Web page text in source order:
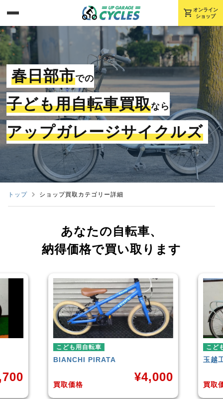
shopping_cart オンライン
ショップ
春日部市での
子ども用自転車買取なら
アップガレージサイクルズ
トップ ショップ買取カテゴリー詳細
あなたの自転車、
納得価格で買い取ります
こども用自転車
BIANCHI PIRATA
買取価格
¥4,000
こど
玉越
買取